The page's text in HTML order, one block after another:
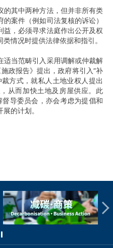
的其中两种方法，但并非所有类
案件（例如司法复核的诉讼）
，必须寻求法庭作出公开及权
情况时提供法律依据和指引。
当范畴引入采用调解或仲裁解
政报告》提出，政府将引入“补
方式，就私人土地业权人提出
从而加快土地及房屋供应。此
导委员会，亦会考虑为提倡和
的计划。